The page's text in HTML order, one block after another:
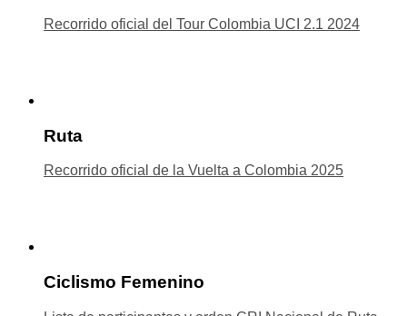
Recorrido oficial del Tour Colombia UCI 2.1 2024
Ruta
Recorrido oficial de la Vuelta a Colombia 2025
Ciclismo Femenino